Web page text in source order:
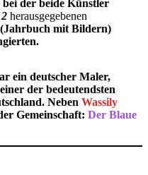
bei der beide Künstler
herausgegebenen
mit Bildern)
ein deutscher Maler,
der bedeutendsten
Neben Wassily
Gemeinschaft: Der Blaue